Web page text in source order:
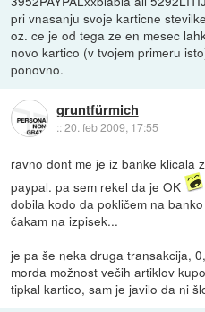
pri vnasanju svoje karticne
oz. ce je od tega ze en mesec
novo kartico (v tvojem primeru
ponovno.
gruntfürmich
::20. feb 2009, 17:55
ravno dont me je iz banke klicala
paypal. pa sem rekel da je OK
dobila kodo da pokličem na
čakam na izpisek...
je pa še neka druga transakcija,
morda možnost večih artiklov
tipkal kartico, sam je javilo da ni